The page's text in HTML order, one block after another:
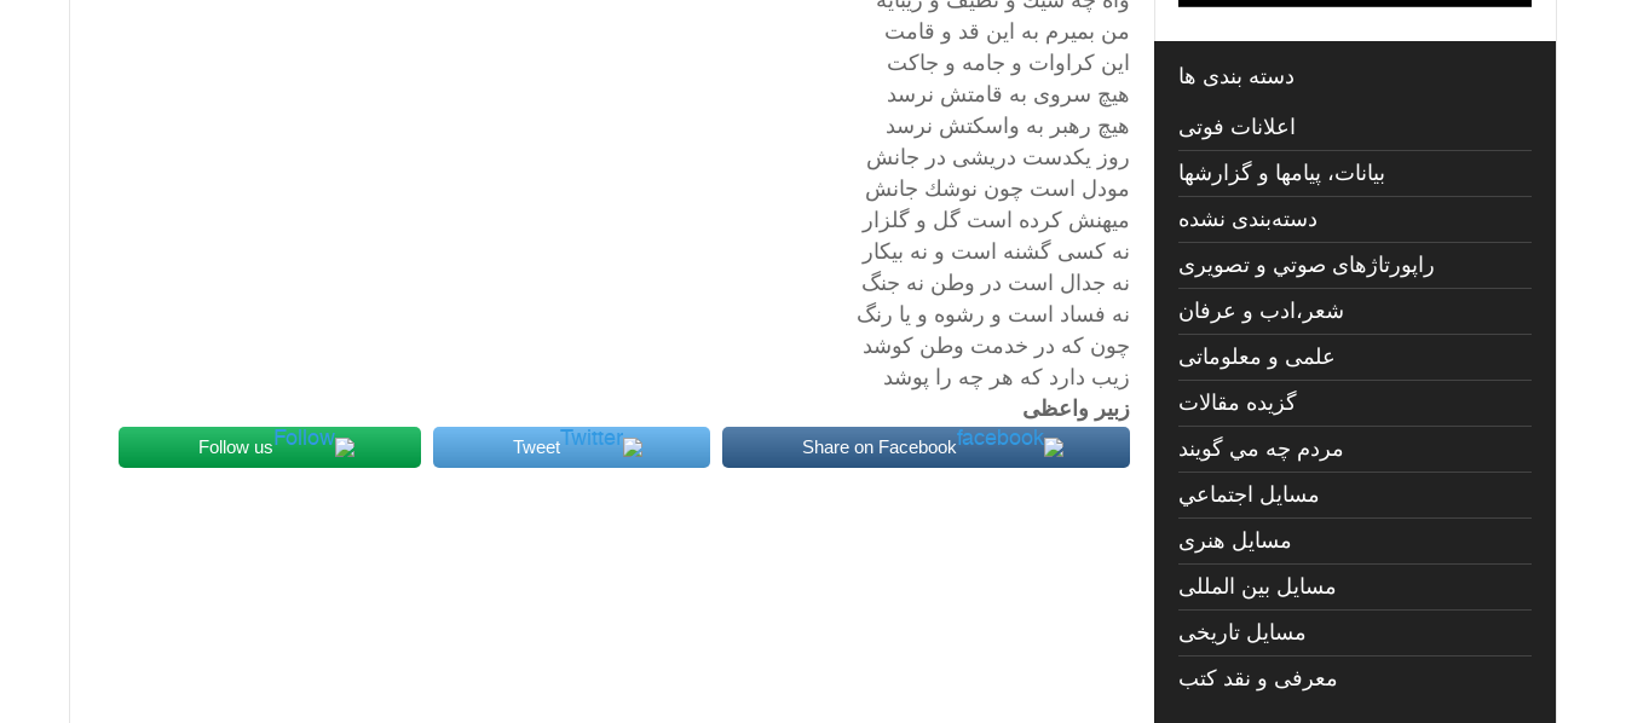
من بميرم به اين قد و قامت
اين كراوات و جامه و جاكت
هيچ سروى به قامتش نرسد
هيچ رهبر به واسكتش نرسد
روز يكدست دريشى در جانش
مودل است چون نوشك جانش
ميهنش كرده است گل و گلزار
نه كسى گشنه است و نه بيكار
نه جدال است در وطن نه جنگ
نه فساد است و رشوه و يا رنگ
چون كه در خدمت وطن كوشد
زيب دارد كه هر چه را پوشد
زبير واعظى
Share on Facebook
Tweet
Follow us
دسته بندی ها
اعلانات فوتی
بیانات، پیامها و گزارشها
دسته‌بندی نشده
راپورتاژهای صوتي و تصويری
شعر،ادب و عرفان
علمی و معلوماتی
گزیده مقالات
مردم چه مي گويند
مسايل اجتماعي
مسايل هنری
مسایل بین المللی
مسایل تاریخی
معرفی و نقد کتب